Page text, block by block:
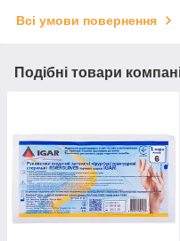
Всі умови повернення
Подібні товари